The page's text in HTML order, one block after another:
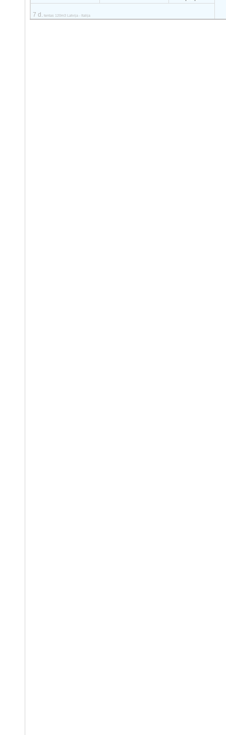
7 d. tentas 120m3 Latvija - Italija